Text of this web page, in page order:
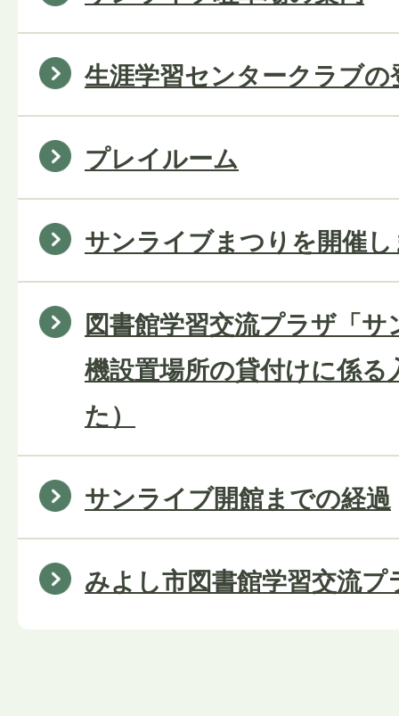
生涯学習センタークラブの
プレイルーム
サンライブまつりを開催
図書館学習交流プラザ「
機設置場所の貸付けに係
た）
サンライブ開館までの経過
みよし市図書館学習交流プ